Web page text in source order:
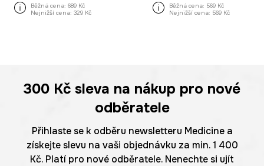
Běžná cena: 689 Kč
Nejnižší cena: 329 Kč
Běžná cena: 569 Kč
Nejnižší cena: 569 Kč
300 Kč sleva na nákup pro nové
odběratele
Přihlaste se k odběru newsletteru Medicine a
získejte slevu na vaši objednávku za min. 1 400
Kč. Platí pro nové odběratele. Nenechte si ujít